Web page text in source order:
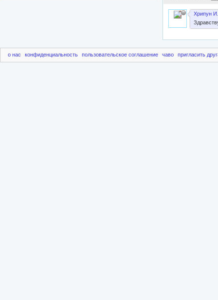
Хрипун
о нас конфиденциальность пользовательское соглашение чаво пригласить